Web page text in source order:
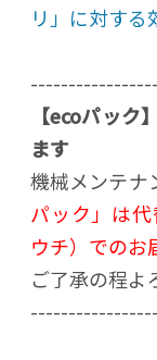
リ」に対する
【ecoパック
ます
機械メンテナ
パック」は
ウチ）でのお
ご了承の程よ